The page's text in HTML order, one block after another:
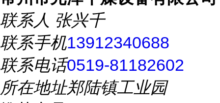
联系人 张兴千
联系手机13912340688
联系电话0519-81182602
所在地址郑陆镇工业园